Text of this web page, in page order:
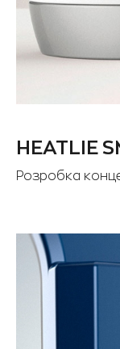
HEATLIE
Розробка